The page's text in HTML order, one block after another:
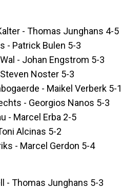
- Thomas Junghans 4-5
- Patrick Bulen 5-3
- Johan Engstrom 5-3
Noster 5-3
- Maikel Verberk 5-1
- Georgios Nanos 5-3
- Marcel Erba 2-5
Alcinas 5-2
- Marcel Gerdon 5-4
- Thomas Junghans 5-3